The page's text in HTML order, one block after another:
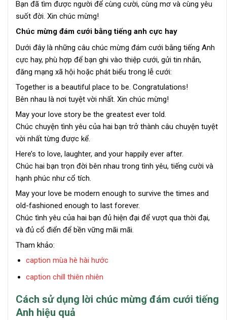
Bạn đã tìm được người để cùng cười, cùng mơ và cùng yêu
suốt đời. Xin chúc mừng!
Chúc mừng đám cưới bằng tiếng anh cực hay
Dưới đây là những câu chúc mừng đám cưới bằng tiếng Anh
cực hay, phù hợp để bạn ghi vào thiệp cưới, gửi tin nhắn,
đăng mạng xã hội hoặc phát biểu trong lễ cưới:
Together is a beautiful place to be. Congratulations!
Bên nhau là nơi tuyệt vời nhất. Xin chúc mừng!
May your love story be the greatest ever told.
Chúc chuyện tình yêu của hai bạn trở thành câu chuyện tuyệt
vời nhất từng được kể.
Here’s to love, laughter, and your happily ever after.
Chúc hai bạn trọn đời bên nhau trong tình yêu, tiếng cười và
hạnh phúc như cổ tích.
May your love be modern enough to survive the times and
old-fashioned enough to last forever.
Chúc tình yêu của hai bạn đủ hiện đại để vượt qua thời đại,
và đủ cổ điển để bền vững mãi mãi.
Tham khảo:
caption mùa hè hài hước
caption chill thiên nhiên
Cách sử dụng lời chúc mừng đám cưới tiếng
Anh hiệu quả